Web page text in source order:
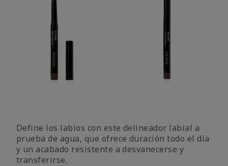
Define los labios con este delineador labial a
prueba de agua, que ofrece duración todo el día
y un acabado resistente a desvanecerse y
transferirse.